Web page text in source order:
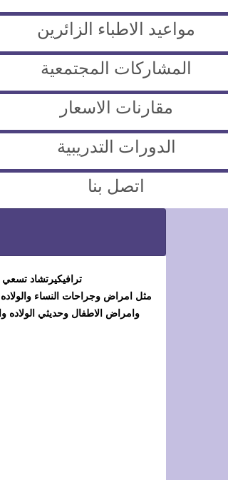
مواعيد الاطباء الزائرين
المشاركات المجتمعية
مقارنات الاسعار
الدورات التدريبية
اتصل بنا
ترافيكيرتشاد
مثل امراض وجراحات النساء
وامراض الاطفال وحديثي